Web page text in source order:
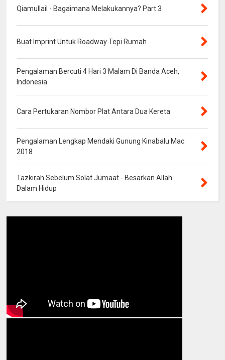
Qiamullail - Bagaimana Melakukannya? Part 3
Buat Imprint Untuk Roadway Tepi Rumah
Pengalaman Bercuti 4 Hari 3 Malam Di Banda Aceh,
Indonesia
Cara Pertukaran Nombor Plat Antara Dua Kereta
Pengalaman Lengkap Mendaki Gunung Kinabalu Mac
2018
Tazkirah Sebelum Solat Jumaat - Besarkan Allah
Dalam Hidup